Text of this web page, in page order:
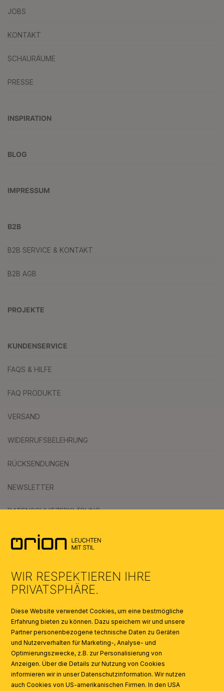
JOBS
KONTAKT
SCHAURÄUME
PRESSE
INSPIRATION
BLOG
IMPRESSUM
B2B
B2B SERVICE & KONTAKT
B2B AGB
PROJEKTE
KUNDENSERVICE
FAQS & HILFE
FAQ PRODUKTE
VERSAND
WIDERRUFSBELEHRUNG
RÜCKSENDUNGEN
NEWSLETTER
DATENSCHUTZERKLÄRUNG
KATALOGE
AI
WIR RESPEKTIEREN IHRE
PRIVATSPHÄRE.
Diese Website verwendet Cookies, um eine bestmögliche
Erfahrung bieten zu können. Dazu speichern wir und unsere
Partner personenbezogene technische Daten zu Geräten
und Nutzerverhalten für Marketing-, Analyse- und
Optimierungszwecke, z.B. zur Personalisierung von
Anzeigen. Über die Details zur Nutzung von Cookies
informieren wir in unser Datenschutzinformation. Wir nutzen
auch Cookies von US-amerikanischen Firmen. In den USA